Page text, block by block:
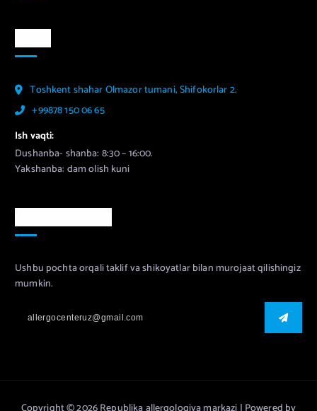
Toshkent shahar Olmazor tumani, Shifokorlar 2.
+99878 150 06 65
Ish vaqti:
Dushanba- shanba: 8:30 – 16:00.
Yakshanba: dam olish kuni
Ushbu pochta orqali taklif va shikoyatlar bilan murojaat qilishingiz
mumkin.